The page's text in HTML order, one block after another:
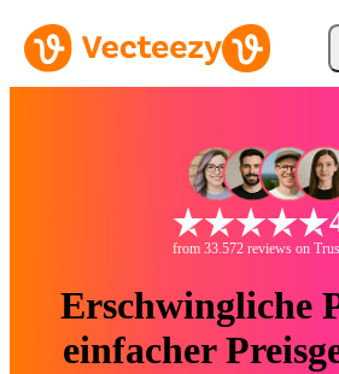
from 33.572 reviews on
Erschwingliche
einfacher